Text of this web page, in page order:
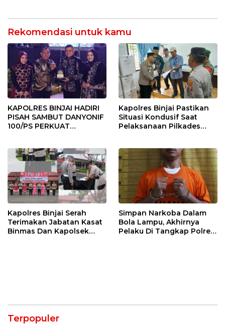
Rekomendasi untuk kamu
KAPOLRES BINJAI HADIRI
PISAH SAMBUT DANYONIF
100/PS PERKUAT
Kapolres Binjai Pastikan
Situasi Kondusif Saat
Pelaksanaan Pilkades
Kapolres Binjai Serah
Terimakan Jabatan Kasat
Binmas Dan Kapolsek
Simpan Narkoba Dalam
Bola Lampu, Akhirnya
Pelaku Di Tangkap Polres
Terpopuler